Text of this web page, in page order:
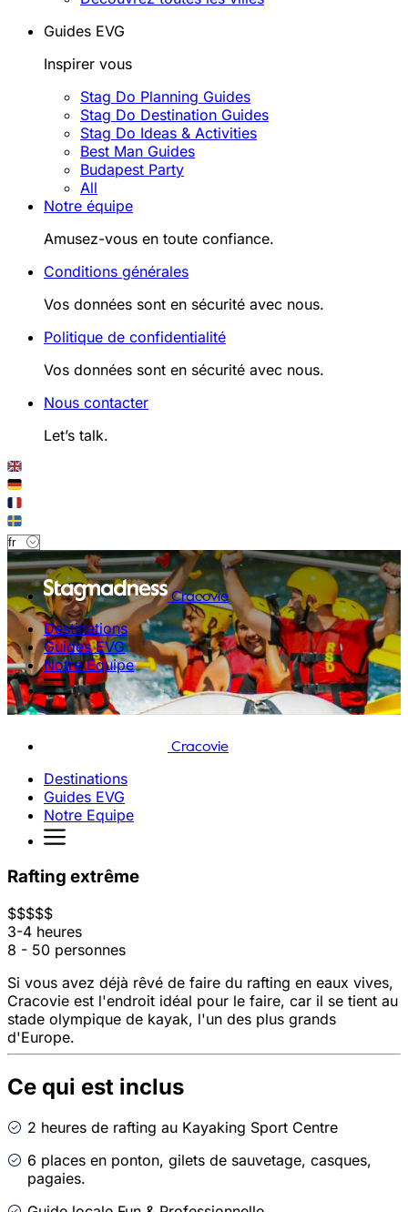
Guides EVG
Inspirer vous
Stag Do Planning Guides
Stag Do Destination Guides
Stag Do Ideas & Activities
Best Man Guides
Budapest Party
All
Notre équipe
Amusez-vous en toute confiance.
Conditions générales
Vos données sont en sécurité avec nous.
Politique de confidentialité
Vos données sont en sécurité avec nous.
Nous contacter
Let’s talk.
Cracovie
Destinations
Guides EVG
Notre Equipe
Cracovie
Destinations
Guides EVG
Notre Equipe
Rafting extrême
$$$$$
3-4 heures
8 - 50 personnes
Si vous avez déjà rêvé de faire du rafting en eaux vives,
Cracovie est l'endroit idéal pour le faire, car il se tient au
stade olympique de kayak, l'un des plus grands
d'Europe.
Ce qui est inclus
2 heures de rafting au Kayaking Sport Centre
6 places en ponton, gilets de sauvetage, casques,
pagaies.